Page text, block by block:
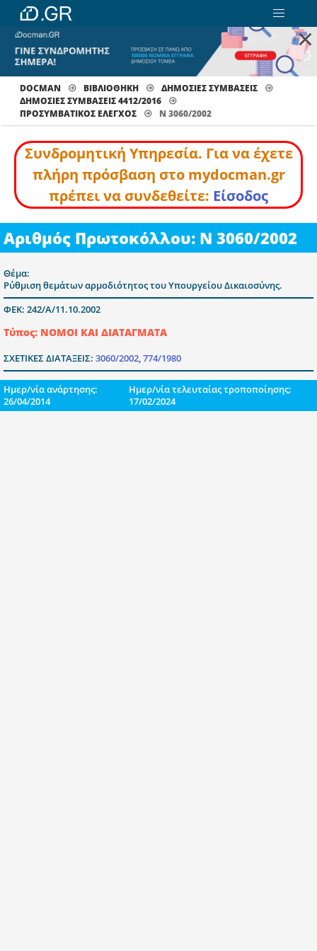
×
DOCMAN ΒΙΒΛΙΟΘΗΚΗ
ΔΗΜΟΣΙΕΣ ΣΥΜΒΑΣΕΙΣ
ΔΗΜΟΣΙΕΣ ΣΥΜΒΑΣΕΙΣ 4412/2016
ΠΡΟΣΥΜΒΑΤΙΚΌΣ ΈΛΕΓΧΟΣ
Ν 3060/2002
Συνδρομητική Υπηρεσία. Για να έχετε
πλήρη πρόσβαση στο mydocman.gr
πρέπει να συνδεθείτε: Είσοδος
Αριθμός Πρωτοκόλλου: Ν 3060/2002
Θέμα:
Ρύθμιση θεμάτων αρμοδιότητος του Υπουργείου Δικαιοσύνης.
ΦΕΚ: 242/Α/11.10.2002
Τύπος: ΝΟΜΟΙ ΚΑΙ ΔΙΑΤΑΓΜΑΤΑ
ΣΧΕΤΙΚΕΣ ΔΙΑΤΑΞΕΙΣ: 3060/2002,774/1980
Ημερ/νία ανάρτησης:
26/04/2014
Ημερ/νία τελευταίας τροποποίησης:
17/02/2024